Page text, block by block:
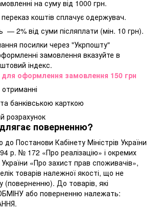
на суму від 1000 грн.
коштів сплачує одержувач.
— 2% від суми післяплати (мін. 10 грн).
посилки через "Укрпошту"
замовлення вказуйте в
індекс.
для оформлення замовлення 150 грн
банківською карткою
розрахунок
поверненню?
до Постанови Кабінету Міністрів України
р. № 172 «Про реалізацію» і окремих
«Про захист прав споживачів»,
товарів належної якості, що не
(поверненню). До товарів, які
або поверненню належать: